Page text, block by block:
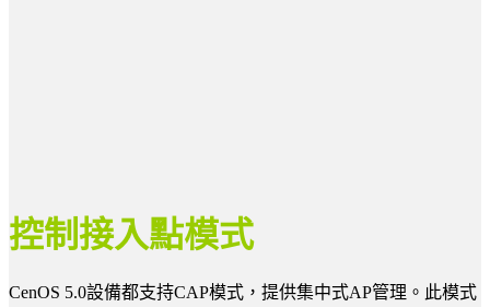
控制接入點模式
CenOS 5.0設備都支持CAP模式，提供集中式AP管理。此模式